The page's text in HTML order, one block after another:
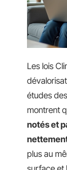
Les lois
études
montrent
notés et
plus au